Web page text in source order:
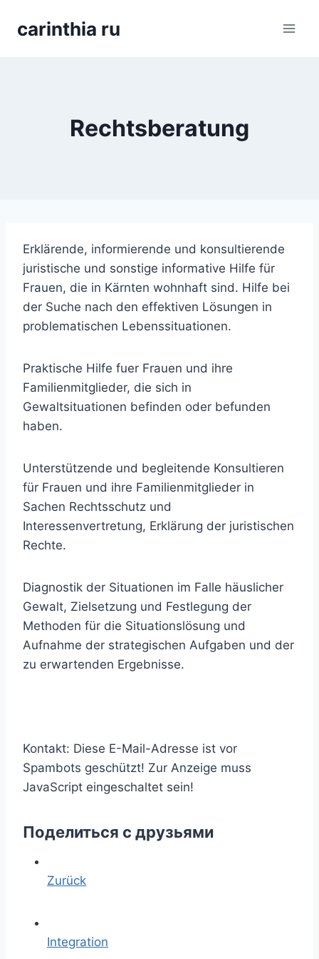
carinthia ru
Rechtsberatung
Erklärende, informierende und konsultierende
juristische und sonstige informative Hilfe für
Frauen, die in Kärnten wohnhaft sind. Hilfe bei
der Suche nach den effektiven Lösungen in
problematischen Lebenssituationen.
Praktische Hilfe fuer Frauen und ihre
Familienmitglieder, die sich in
Gewaltsituationen befinden oder befunden
haben.
Unterstützende und begleitende Konsultieren
für Frauen und ihre Familienmitglieder in
Sachen Rechtsschutz und
Interessenvertretung, Erklärung der juristischen
Rechte.
Diagnostik der Situationen im Falle häuslicher
Gewalt, Zielsetzung und Festlegung der
Methoden für die Situationslösung und
Aufnahme der strategischen Aufgaben und der
zu erwartenden Ergebnisse.
Kontakt: Diese E-Mail-Adresse ist vor
Spambots geschützt! Zur Anzeige muss
JavaScript eingeschaltet sein!
Поделиться с друзьями
Zurück
Integration